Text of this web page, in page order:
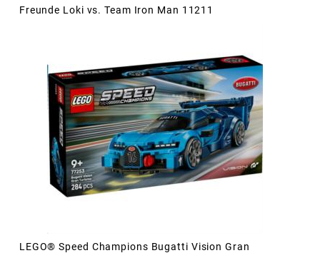
Freunde Loki vs. Team Iron Man 11211
LEGO® Speed Champions Bugatti Vision Gran